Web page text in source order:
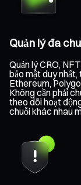
Quản lý đa
Quản lý CRO,
bảo mật duy
Ethereum,
Không cần phải
theo dõi hoạt
chuỗi khác nhau